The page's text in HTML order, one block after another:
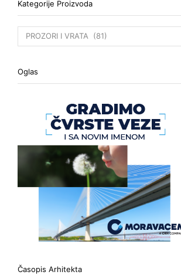
Kategorije Proizvoda
PROZORI I VRATA (81)
Oglas
Časopis Arhitekta